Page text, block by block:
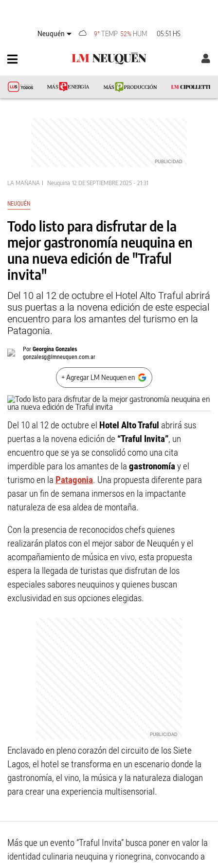
Neuquén 9°TEMP 52% HUM 05:51 HS
LA MAÑANA Neuquina 12 DE SEPTIEMBRE 2025 - 21:31
NEUQUÉN
Todo listo para disfrutar de la
mejor gastronomía neuquina en
una nueva edición de "Traful
invita"
Del 10 al 12 de octubre el Hotel Alto Traful abrirá
sus puertas a la novena edición de este especial
encuentro para los amantes del turismo en la
Patagonia.
Por Georgina Gonzales
gonzalesg@lmneuquen.com.ar
+ Agregar LM Neuquen en
Del 10 al 12 de octubre el Hotel Alto Traful abrirá sus
puertas a la novena edición de “Traful Invita”, un
encuentro que se ya se consolidó como una cita
imperdible para los amantes de la gastronomíay el
turismo en la Patagonia. Una propuesta diferente para
pasar un fin de semana inmersos en la impactante
naturaleza de esa aldea de montaña.
Con la presencia de reconocidos chefs quienes
realizarán platos con el mejor sabor de Neuquén y el
acompañamiento de música en vivo, esta propuesta
espera la llegada de turistas que disfrutan de los
especiales sabores neuquinos y quienes buscan
exclusividad en sus opciones elegidas.
Enclavado en pleno corazón del circuito de los Siete
Lagos, el hotel se transforma en un escenario donde la
gastronomía, el vino, la música y la naturaleza dialogan
para crear una experiencia multisensorial.
Más que un evento “Traful Invita” busca poner en valor la
identidad culinaria neuquina y rionegrina, convocando a